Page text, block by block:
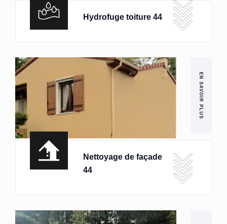
Hydrofuge toiture 44
EN SAVOIR PLUS
Nettoyage de façade
44